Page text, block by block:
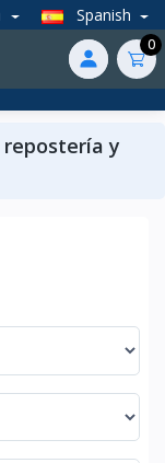
Spanish
0
repostería y